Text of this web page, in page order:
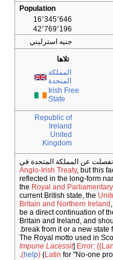
Population
16٬345٬646
42٬769٬196
جنيه استرليني
تلاها
المملكة
المتحدة
Irish Free
State
Republic of
Ireland
United
Kingdom
انفصلت عن المملكة المتحدة في
Anglo-Irish Treaty, but this
reflected in the long-form
the Royal and
current British state, the
Britain and Northern Ireland
be a direct continuation of
Britain and Ireland, and
break from it or a new state
Impune Lacessit] Error:
(help) (Latin for "No-one